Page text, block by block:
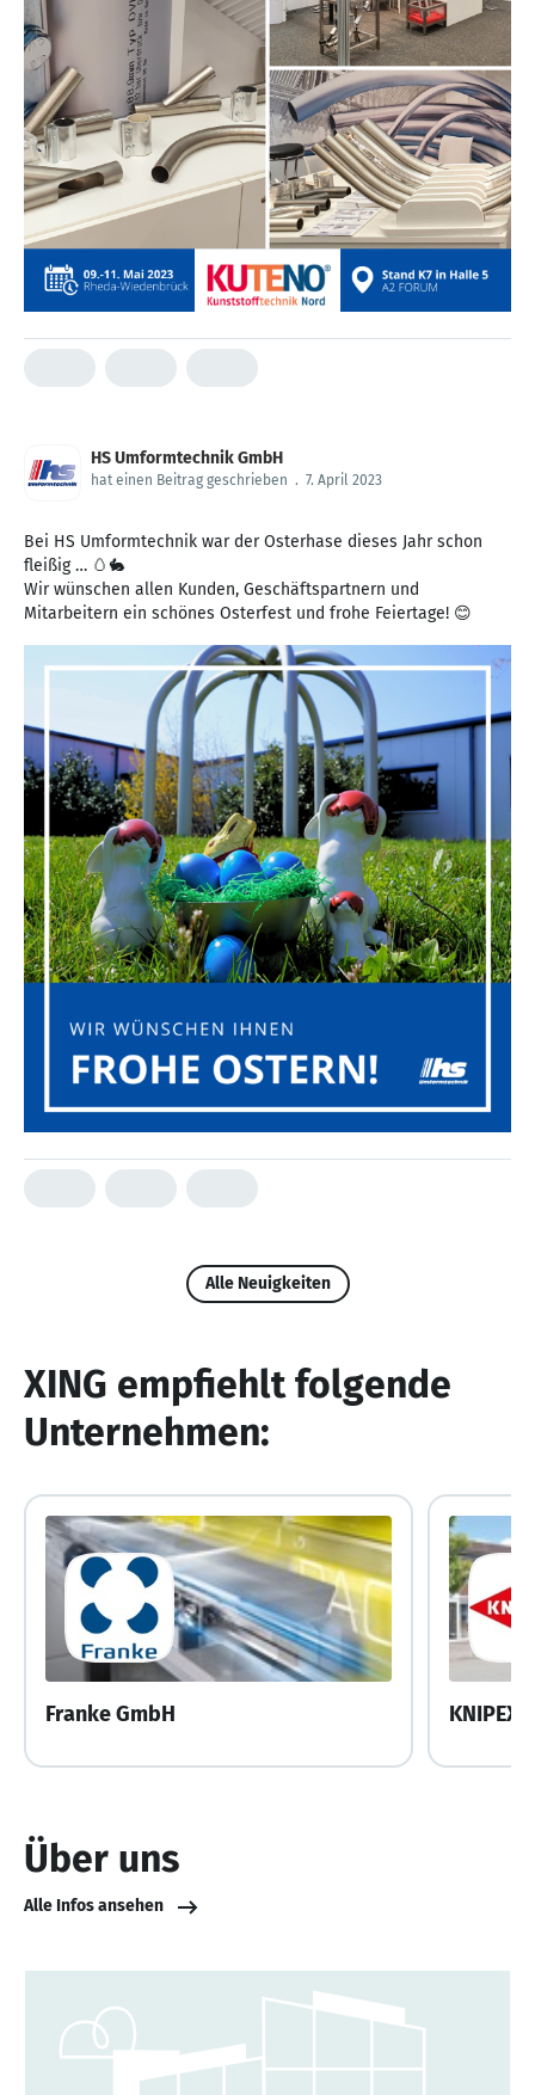
HS Umformtechnik GmbH
hat einen Beitrag geschrieben . 7. April 2023
Bei HS Umformtechnik war der Osterhase dieses Jahr schon
fleißig … 🥚🐇
Wir wünschen allen Kunden, Geschäftspartnern und
Mitarbeitern ein schönes Osterfest und frohe Feiertage! 😊
Alle Neuigkeiten
XING empfiehlt folgende
Unternehmen:
Franke GmbH
Über uns
Alle Infos ansehen